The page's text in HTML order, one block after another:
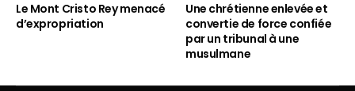
Le Mont Cristo Rey menacé
d’expropriation
Une chrétienne enlevée et
convertie de force confiée
par un tribunal à une
musulmane